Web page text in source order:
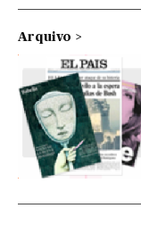
Arquivo